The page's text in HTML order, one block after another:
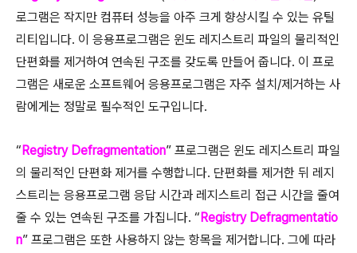
로그램은 작지만 컴퓨터 성능을 아주 크게 향상시킬 수 있는 유틸
리티입니다. 이 응용프로그램은 윈도 레지스트리 파일의 물리적인
단편화를 제거하여 연속된 구조를 갖도록 만들어 줍니다. 이 프로
그램은 새로운 소프트웨어 응용프로그램은 자주 설치/제거하는 사
람에게는 정말로 필수적인 도구입니다.
“Registry Defragmentation” 프로그램은 윈도 레지스트리 파일
의 물리적인 단편화 제거를 수행합니다. 단편화를 제거한 뒤 레지
스트리는 응용프로그램 응답 시간과 레지스트리 접근 시간을 줄여
줄 수 있는 연속된 구조를 가집니다. “Registry Defragmentatio
n” 프로그램은 또한 사용하지 않는 항목을 제거합니다. 그에 따라